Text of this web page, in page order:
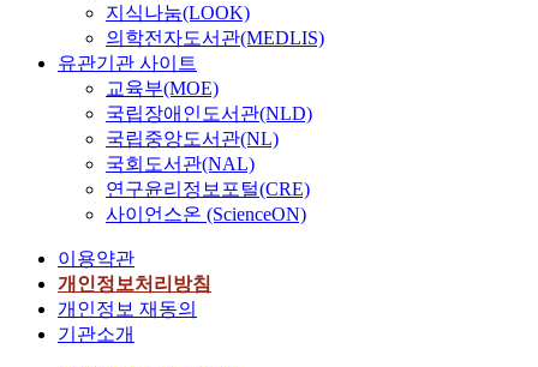
지식나눔(LOOK)
의학전자도서관(MEDLIS)
유관기관 사이트
교육부(MOE)
국립장애인도서관(NLD)
국립중앙도서관(NL)
국회도서관(NAL)
연구윤리정보포털(CRE)
사이언스온 (ScienceON)
이용약관
개인정보처리방침
개인정보 재동의
기관소개